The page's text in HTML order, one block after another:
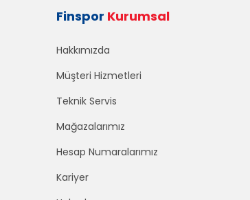
Finspor Kurumsal
Hakkımızda
Müşteri Hizmetleri
Teknik Servis
Mağazalarımız
Hesap Numaralarımız
Kariyer